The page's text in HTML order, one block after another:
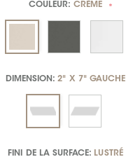
COULEUR: CRÈME *
DIMENSION:2" X 7" GAUCHE
FINI DE LA SURFACE: LUSTRÉ